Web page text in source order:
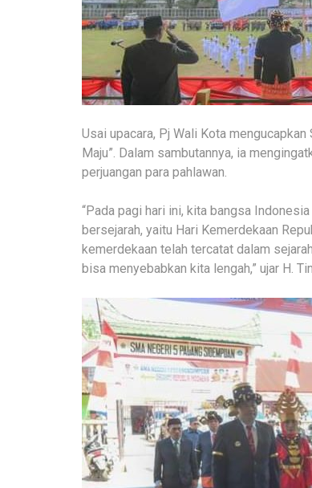
Usai upacara, Pj Wali Kota
Maju”. Dalam sambutannya, ia
perjuangan para pahlawan.
“Pada pagi hari ini, kita bangsa
bersejarah, yaitu Hari Kemerdekaan
kemerdekaan telah tercatat dalam
bisa menyebabkan kita lengah,” ujar H.